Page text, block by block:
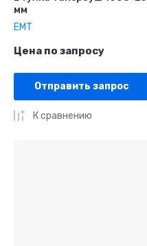
мм
EMT
Цена по запросу
Отправить запрос
К сравнению